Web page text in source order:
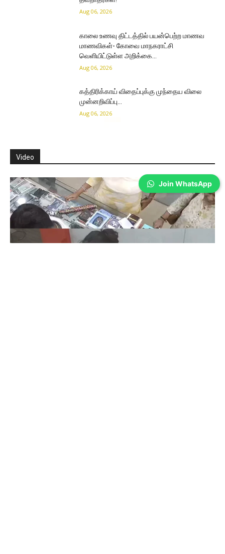
Aug 06, 2026
காலை உணவு திட்டத்தில் பயன்பெற்ற மாணவ
மாணவிகள்- கோவை மாநகராட்சி
வெளியிட்டுள்ள அறிக்கை…
Aug 06, 2026
கத்திரிக்காய் விதைப்புக்கு முந்தைய விலை
முன்னறிவிப்பு…
Aug 06, 2026
Video
Join WhatsApp